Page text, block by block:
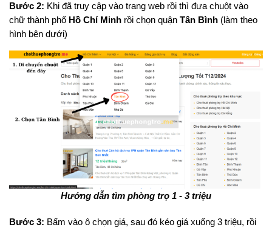
Bước 2: Khi đã truy cập vào trang web rồi thì đưa chuột vào
chữ thành phố Hồ Chí Minh rồi chọn quận Tân Bình (làm theo
hình bên dưới)
Hướng dẫn tìm phòng trọ 1 - 3 triệu
Bước 3: Bấm vào ô chọn giá, sau đó kéo giá xuống 3 triệu, rồi